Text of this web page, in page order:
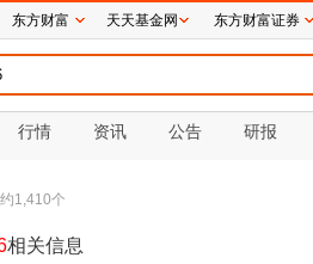
行情 资讯 公告 研报
1,410个
相关信息
东方财富 天天基金网 东方财富证券